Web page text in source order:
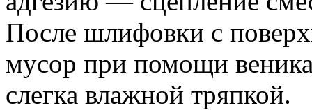
После шлифовки с
мусор при помощи
слегка влажной тряпкой.